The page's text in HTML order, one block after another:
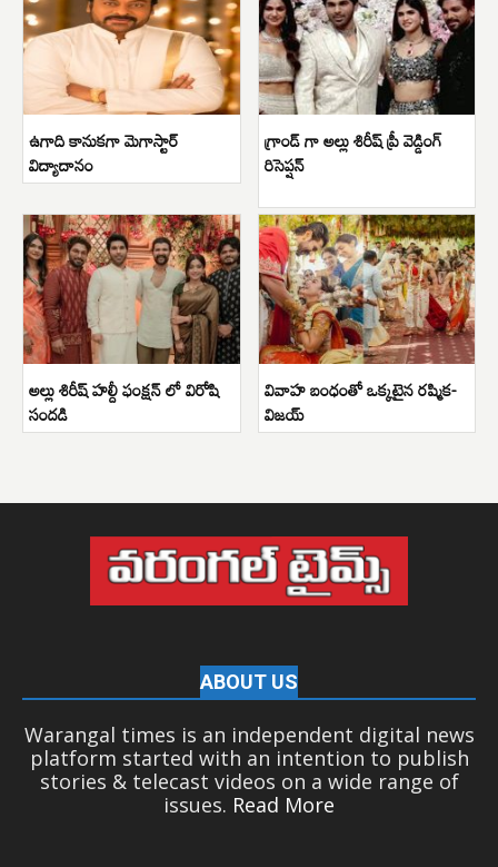
ఉగాది కానుకగా మెగాస్టార్
విద్యాదానం
గ్రాండ్ గా అల్లు శిరీష్ ప్రీ వెడ్డింగ్
రిసెప్షన్
అల్లు శిరీష్ హల్దీ ఫంక్షన్ లో విరోషి
సందడి
వివాహ బంధంతో ఒక్కటైన రష్మిక-
విజయ్
ABOUT US
Warangal times is an independent digital news
platform started with an intention to publish
stories & telecast videos on a wide range of
issues. Read More